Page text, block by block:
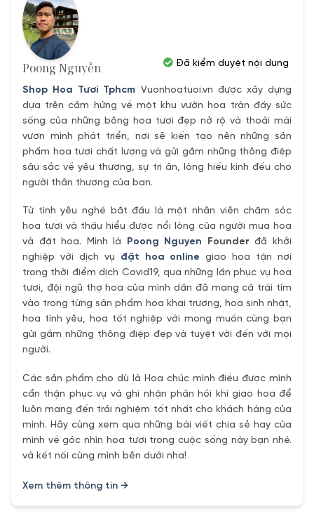
Poong Nguyễn
Shop Hoa Tươi Tphcm Vuonhoatuoi.vn được xây dựng
dựa trên cảm hứng về một khu vườn hoa tràn đầy sức
sống của những bông hoa tươi đẹp nở rộ và thoải mái
vươn mình phát triển, nơi sẽ kiến tạo nên những sản
phẩm hoa tươi chất lượng và gửi gắm những thông điệp
sâu sắc về yêu thương, sự tri ân, lòng hiếu kính đếu cho
người thân thương của bạn.
Từ tình yêu nghề bắt đầu là một nhân viên chăm sóc
hoa tươi và thấu hiểu được nổi lòng của người mua hoa
và đặt hoa. Mình là Poong Nguyen Founder đã khởi
nghiệp với dịch vụ đặt hoa online giao hoa tận nơi
trong thời điểm dịch Covid19, qua những lần phục vụ hoa
tươi, đội ngũ thợ hoa của mình dần đã mang cả trái tím
vào trong từng sản phẩm hoa khai trương, hoa sinh nhật,
hoa tình yêu, hoa tốt nghiệp với mong muốn cùng bạn
gửi gắm những thông điệp đẹp và tuyệt vời đến với mọi
người.
Các sản phẩm cho dù là Hoa chúc mình điều được mình
cẩn thận phục vụ và ghi nhận phản hồi khi giao hoa để
luôn mang đến trải nghiệm tốt nhất cho khách hàng của
mình. Hãy cùng xem qua những bài viết chia sẻ hay của
mình về góc nhìn hoa tươi trong cuộc sống này bạn nhé.
và kết nối cùng mình bên dưới nha!
Xem thêm thông tin →
Đã kiểm duyệt nội dung